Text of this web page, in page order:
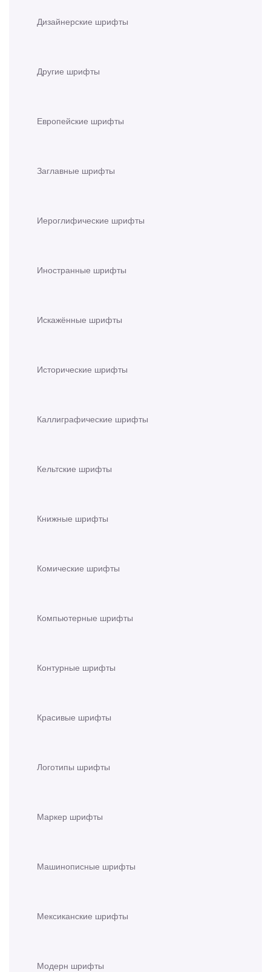
Дизайнерские шрифты
Другие шрифты
Европейские шрифты
Заглавные шрифты
Иероглифические шрифты
Иностранные шрифты
Искажённые шрифты
Исторические шрифты
Каллиграфические шрифты
Кельтские шрифты
Книжные шрифты
Комические шрифты
Компьютерные шрифты
Контурные шрифты
Красивые шрифты
Логотипы шрифты
Маркер шрифты
Машинописные шрифты
Мексиканские шрифты
Модерн шрифты